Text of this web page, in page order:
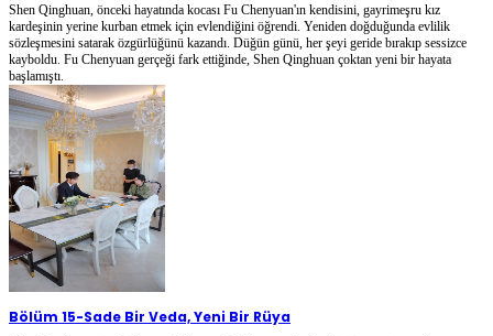
Shen Qinghuan, önceki hayatında kocası Fu Chenyuan'ın kendisini, gayrimeşru kız
kardeşinin yerine kurban etmek için evlendiğini öğrendi. Yeniden doğduğunda evlilik
sözleşmesini satarak özgürlüğünü kazandı. Düğün günü, her şeyi geride bırakıp sessizce
kayboldu. Fu Chenyuan gerçeği fark ettiğinde, Shen Qinghuan çoktan yeni bir hayata
başlamıştı.
Bölüm 15-Sade Bir Veda, Yeni Bir Rüya